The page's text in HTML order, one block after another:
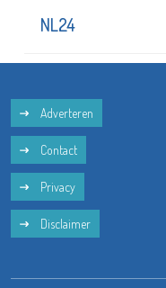
NL24
Adverteren
Contact
Privacy
Disclaimer